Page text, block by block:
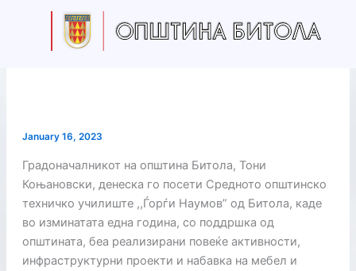
January 16, 2023
Градоначалникот на општина Битола, Тони
Коњановски, денеска го посети Средното општинско
техничко училиште ,,Ѓорѓи Наумов” од Битола, каде
во изминатата една година, со поддршка од
општината, беа реализирани повеќе активности,
инфраструктурни проекти и набавка на мебел и